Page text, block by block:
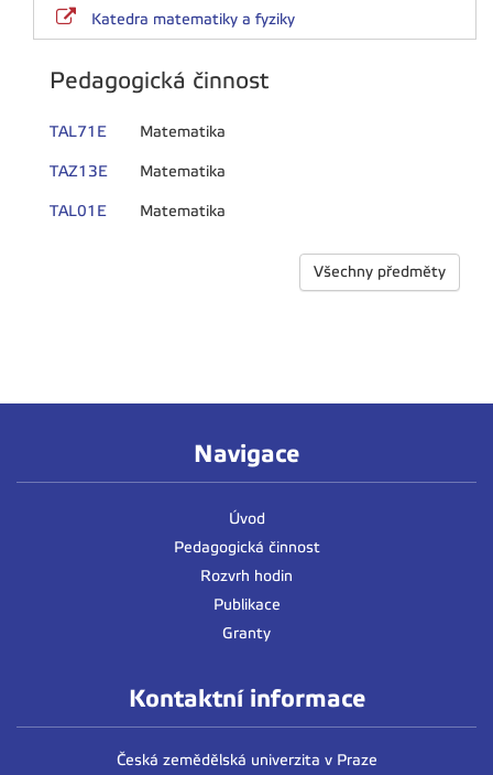
Katedra matematiky a fyziky
Pedagogická činnost
TAL71E Matematika
TAZ13E Matematika
TAL01E Matematika
Všechny předměty
Navigace
Úvod
Pedagogická činnost
Rozvrh hodin
Publikace
Granty
Kontaktní informace
Česká zemědělská univerzita v Praze